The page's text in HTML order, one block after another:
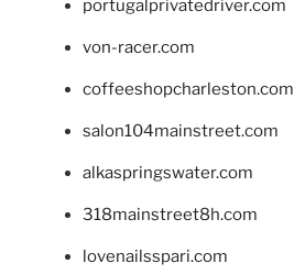
portugalprivatedriver.com
von-racer.com
coffeeshopcharleston.com
salon104mainstreet.com
alkaspringswater.com
318mainstreet8h.com
lovenailsspari.com